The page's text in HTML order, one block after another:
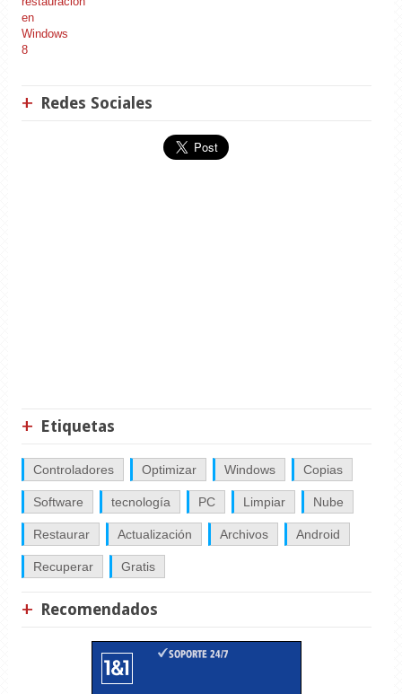
Redes Sociales
Etiquetas
Controladores Optimizar Windows Copias
Software tecnología PC Limpiar Nube
Restaurar Actualización Archivos Android
Recuperar Gratis
Recomendados